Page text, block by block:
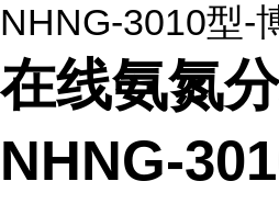
NHNG-3010型-
在线氨氮
NHNG-